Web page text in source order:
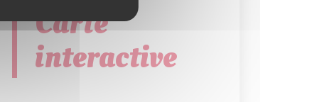
Carte
interactive